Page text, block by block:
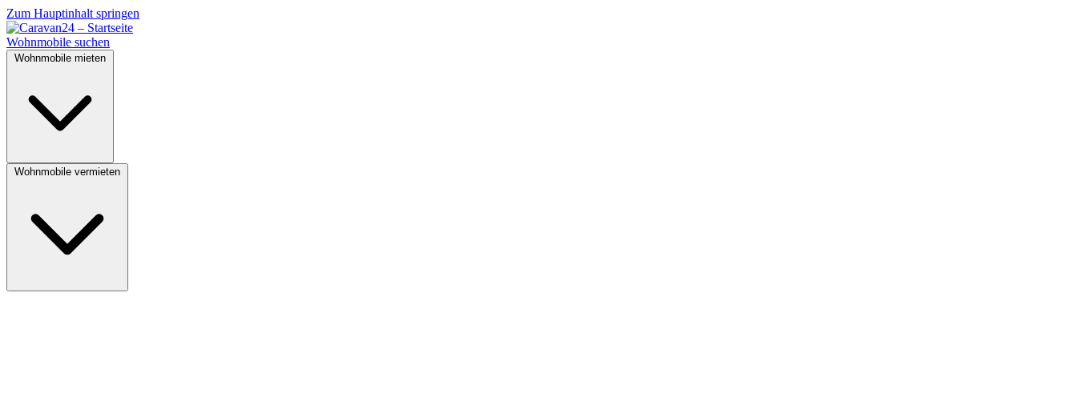
Zum Hauptinhalt springen
Wohnmobile suchen
Wohnmobile mieten
Wohnmobile vermieten